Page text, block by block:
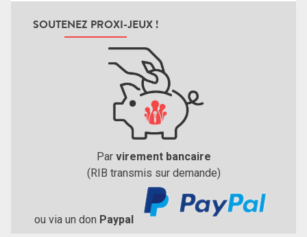
SOUTENEZ PROXI-JEUX !
Par virement bancaire
(RIB transmis sur demande)
ou via un don Paypal